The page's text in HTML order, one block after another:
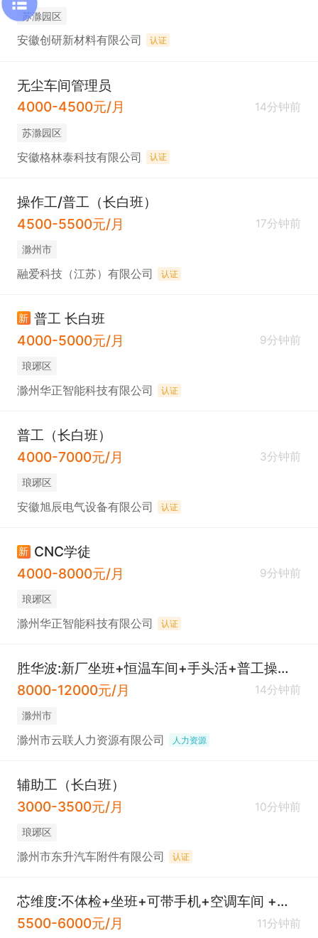
苏滁园区
安徽创研新材料有限公司 认证
无尘车间管理员
4000-4500元/月
14分钟前
苏滁园区
安徽格林泰科技有限公司 认证
操作工/普工（长白班）
4500-5500元/月
17分钟前
滁州市
融爱科技（江苏）有限公司 认证
新 普工 长白班
4000-5000元/月
9分钟前
琅琊区
滁州华正智能科技有限公司 认证
普工（长白班）
4000-7000元/月
3分钟前
琅琊区
安徽旭辰电气设备有限公司 认证
新 CNC学徒
4000-8000元/月
9分钟前
琅琊区
滁州华正智能科技有限公司 认证
胜华波:新厂坐班+恒温车间+手头活+普工操作工
8000-12000元/月
14分钟前
滁州市
滁州市云联人力资源有限公司 人力资源
辅助工（长白班）
3000-3500元/月
10分钟前
琅琊区
滁州市东升汽车附件有限公司 认证
芯维度:不体检+坐班+可带手机+空调车间 +普工/操作工
5500-6000元/月
11分钟前